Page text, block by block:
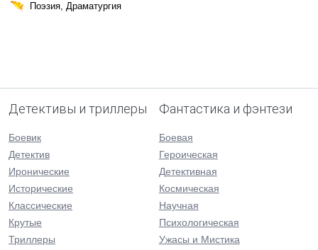
Поэзия, Драматургия
Детективы и триллеры
Боевик
Детектив
Иронические
Исторические
Классические
Крутые
Триллеры
Фантастика и фэнтези
Боевая
Героическая
Детективная
Космическая
Научная
Психологическая
Ужасы и Мистика